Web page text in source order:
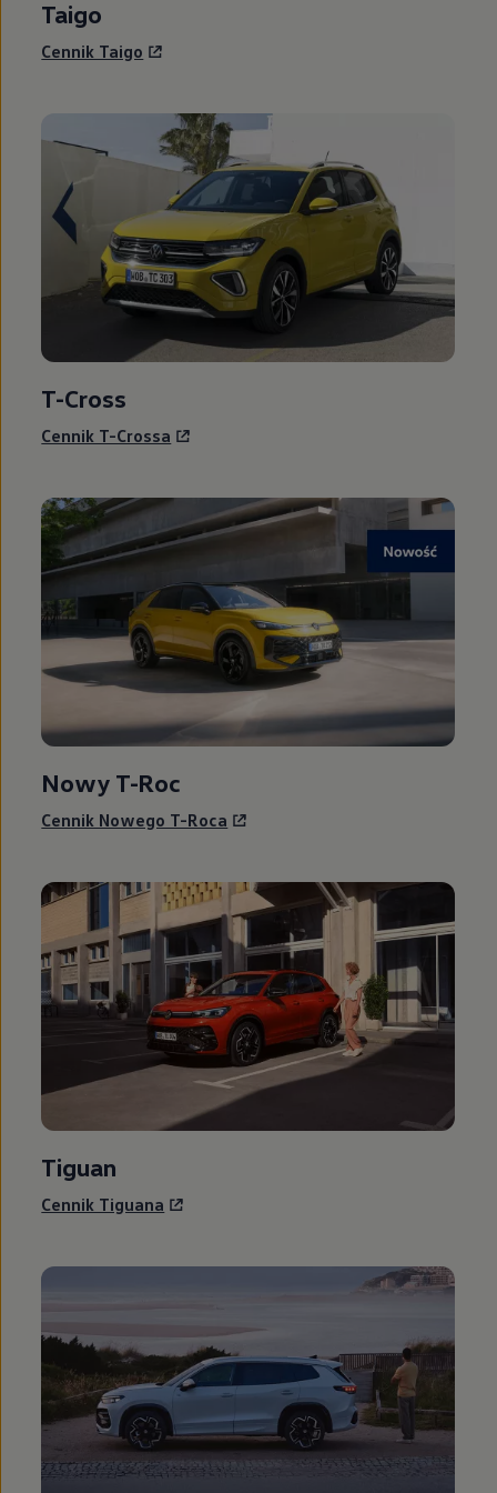
Technologie i bezpieczeństwo
Infolinia Volkswagen
Podcast Elektrycznie Tematyczni
Umów się na Serwis
Newsletter ID.
Społeczność Volkswagena
Znajdź Dealera
Zapisz się na jazdę próbną
Taigo
Cennik Taigo
T-Cross
Cennik T-Crossa
Nowy T-Roc
Cennik Nowego T-Roca
Tiguan
Cennik Tiguana